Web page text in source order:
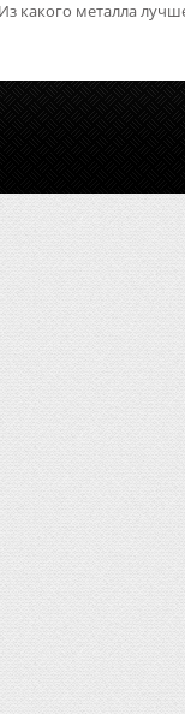
какого металла